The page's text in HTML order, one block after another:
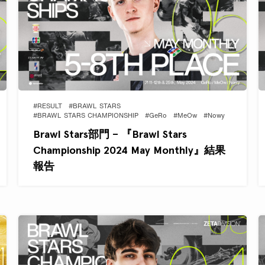
#RESULT
#BRAWL STARS
#BRAWL STARS CHAMPIONSHIP
#GeRo #MeOw #Nowy
Brawl Stars部門 – 『Brawl Stars
Championship 2024 May Monthly』結果
報告